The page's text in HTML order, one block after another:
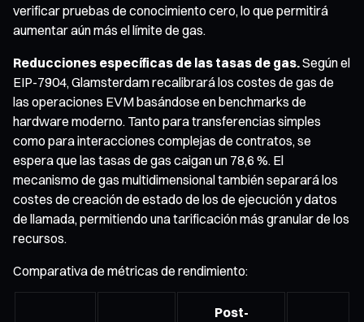
verificar pruebas de conocimiento cero, lo que permitirá
aumentar aún más el límite de gas.
Reducciones específicas de las tasas de gas.Según el
EIP-7904, Glamsterdam recalibrará los costes de gas de
las operaciones EVM basándose en benchmarks de
hardware moderno. Tanto para transferencias simples
como para interacciones complejas de contratos, se
espera que las tasas de gas caigan un 78,6 %. El
mecanismo de gas multidimensional también separará los
costes de creación de estado de los de ejecución y datos
de llamada, permitiendo una tarificación más granular de los
recursos.
Comparativa de métricas de rendimiento:
Post-